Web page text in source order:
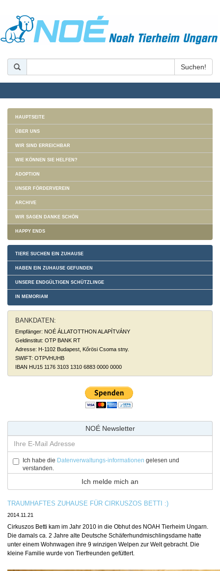
HAUPTSEITE
ÜBER UNS
WIR SIND ERREICHBAR
WIE KÖNNEN SIE HELFEN?
ADOPTION
UNSER FÖRDERVEREIN
ARCHIVE
WIR SAGEN DANKE SCHÖN
HAPPY ENDS
TIERE SUCHEN EIN ZUHAUSE
HABEN EIN ZUHAUSE GEFUNDEN
UNSERE ENDGÜLTIGEN SCHÜTZLINGE
IN MEMORIAM
BANKDATEN:
Empfänger: NOÉ ÁLLATOTTHON ALAPÍTVÁNY
Geldinstitut: OTP BANK RT
Adresse: H-1102 Budapest, Kőrösi Csoma stny.
SWIFT: OTPVHUHB
IBAN HU15 1176 3103 1310 6883 0000 0000
NOÉ Newsletter
Ich habe die Datenverwaltungs-informationen gelesen und
verstanden.
TRAUMHAFTES ZUHAUSE FÜR CIRKUSZOS BETTI :)
2014.11.21
Cirkuszos Betti kam im Jahr 2010 in die Obhut des NOAH Tierheim Ungarn.
Die damals ca. 2 Jahre alte Deutsche Schäferhundmischlingsdame hatte
unter einem Wohnwagen ihre 9 winzigen Welpen zur Welt gebracht. Die
kleine Familie wurde von Tierfreunden gefüttert.